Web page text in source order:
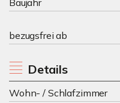
Baujahr
bezugsfrei ab
Details
Wohn- / Schlafzimmer